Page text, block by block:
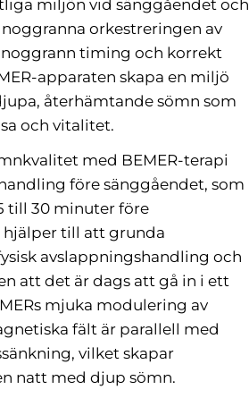
miljön vid sänggåendet och
orkestreringen av
timing och korrekt
apparaten skapa en miljö
återhämtande sömn som
och vitalitet.
med BEMER-terapi
före sänggåendet, som
till 30 minuter före
hjälper till att grunda
avslappningshandling och
att det är dags att gå in i ett
mjuka modulering av
fält är parallell med
vilket skapar
natt med djup sömn.